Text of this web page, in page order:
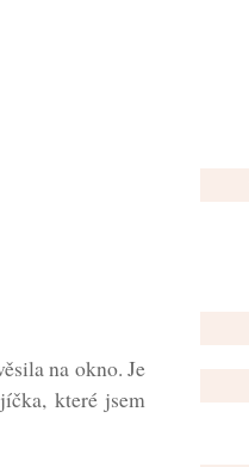
na okno. Je
které jsem